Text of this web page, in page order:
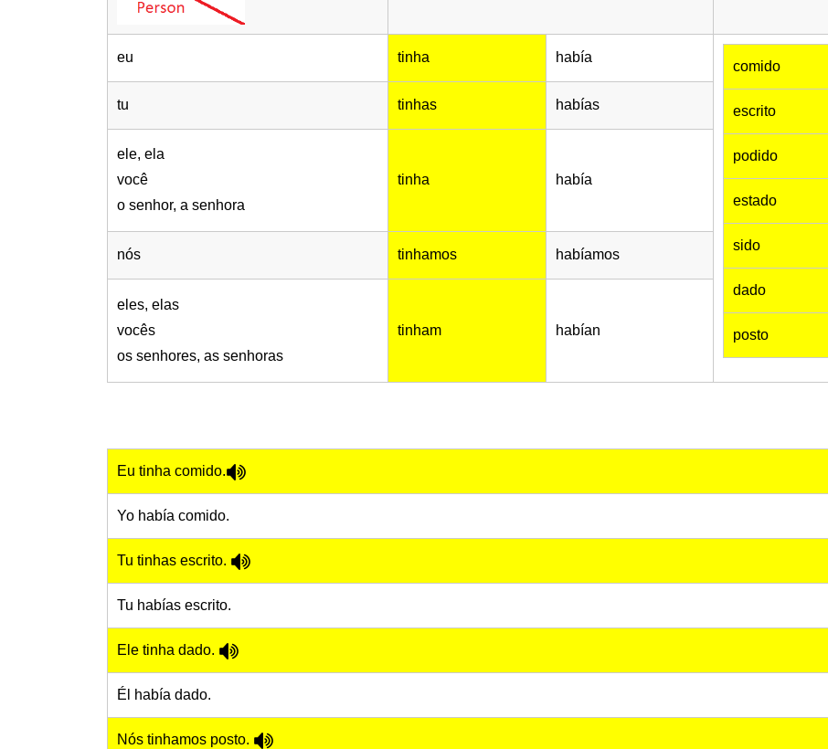
eu tinha había
comido
escrito
podido
estado
sido
dado
posto
tu tinhas habías
ele, ela
você
o senhor, a senhora
tinha había
nós tinhamos habíamos
eles, elas
vocês
os senhores, as senhoras
tinham habían
Eu tinha comido.
Yo había comido.
Tu tinhas escrito.
Tu habías escrito.
Ele tinha dado.
Él había dado.
Nós tinhamos posto.